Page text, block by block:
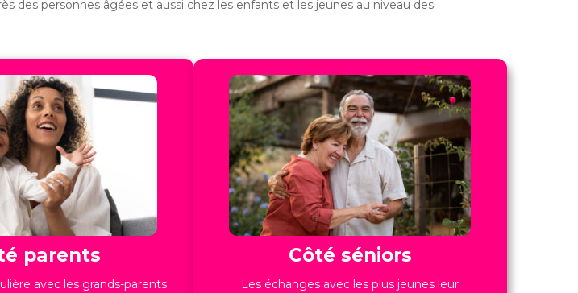
personnes âgées et aussi chez les enfants et les jeunes au niveau des
parents
avec les grands-parents
Côté séniors
Les échanges avec les plus jeunes leur